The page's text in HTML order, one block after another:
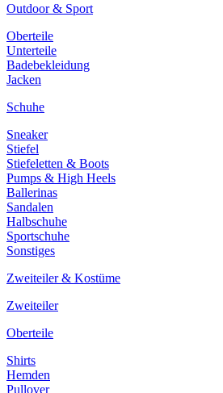
Outdoor & Sport
Oberteile
Unterteile
Badebekleidung
Jacken
Schuhe
Sneaker
Stiefel
Stiefeletten & Boots
Pumps & High Heels
Ballerinas
Sandalen
Halbschuhe
Sportschuhe
Sonstiges
Zweiteiler & Kostüme
Zweiteiler
Oberteile
Shirts
Hemden
Pullover